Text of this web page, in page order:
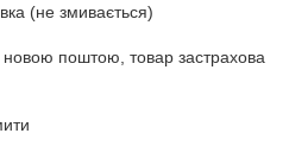
(не змивається)
новою поштою, товар застрахова